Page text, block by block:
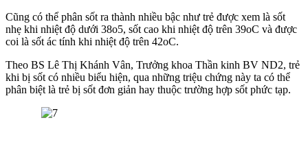
Cũng có thể phân sốt ra thành nhiều bậc như trẻ được xem là sốt
nhẹ khi nhiệt độ dưới 38o5, sốt cao khi nhiệt độ trên 39oC và được
coi là sốt ác tính khi nhiệt độ trên 42oC.
Theo BS Lê Thị Khánh Vân, Trưởng khoa Thần kinh BV ND2, trẻ
khi bị sốt có nhiều biểu hiện, qua những triệu chứng này ta có thể
phân biệt là trẻ bị sốt đơn giản hay thuộc trường hợp sốt phức tạp.